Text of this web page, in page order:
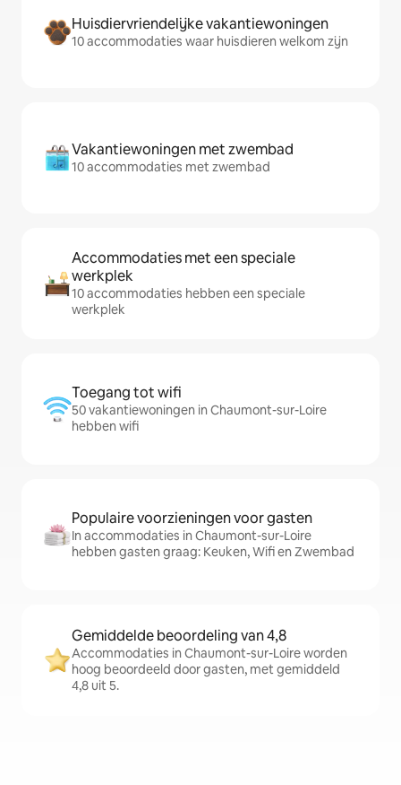
Huisdiervriendelijke vakantiewoningen
10 accommodaties waar huisdieren welkom zijn
Vakantiewoningen met zwembad
10 accommodaties met zwembad
Accommodaties met een speciale
werkplek
10 accommodaties hebben een speciale
werkplek
Toegang tot wifi
50 vakantiewoningen in Chaumont-sur-Loire
hebben wifi
Populaire voorzieningen voor gasten
In accommodaties in Chaumont-sur-Loire
hebben gasten graag: Keuken, Wifi en Zwembad
Gemiddelde beoordeling van 4,8
Accommodaties in Chaumont-sur-Loire worden
hoog beoordeeld door gasten, met gemiddeld
4,8 uit 5.